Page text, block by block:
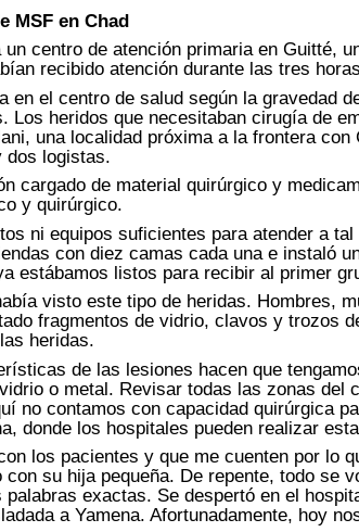
MSF en Chad
centro de atención primaria en Guitté,
recibido atención durante las tres
el centro de salud según la gravedad
Los heridos que necesitaban cirugía de
una localidad próxima a la frontera
dos logistas.
cargado de material quirúrgico y
y quirúrgico.
ni equipos suficientes para atender a
con diez camas cada una e instaló
estábamos listos para recibir al primer
visto este tipo de heridas. Hombres,
fragmentos de vidrio, clavos y trozos
heridas.
de las lesiones hacen que
o metal. Revisar todas las zonas del
no contamos con capacidad quirúrgica
donde los hospitales pueden realizar
los pacientes y que me cuenten por lo
su hija pequeña. De repente, todo se
exactas. Se despertó en el
a Yamena. Afortunadamente, hoy